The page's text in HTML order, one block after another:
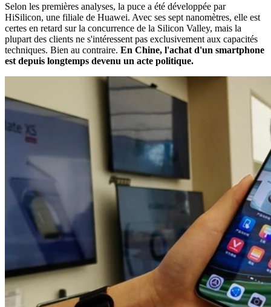
Selon les premières analyses, la puce a été développée par
HiSilicon, une filiale de Huawei. Avec ses sept nanomètres, elle est
certes en retard sur la concurrence de la Silicon Valley, mais la
plupart des clients ne s'intéressent pas exclusivement aux capacités
techniques. Bien au contraire. En Chine, l'achat d'un smartphone
est depuis longtemps devenu un acte politique.